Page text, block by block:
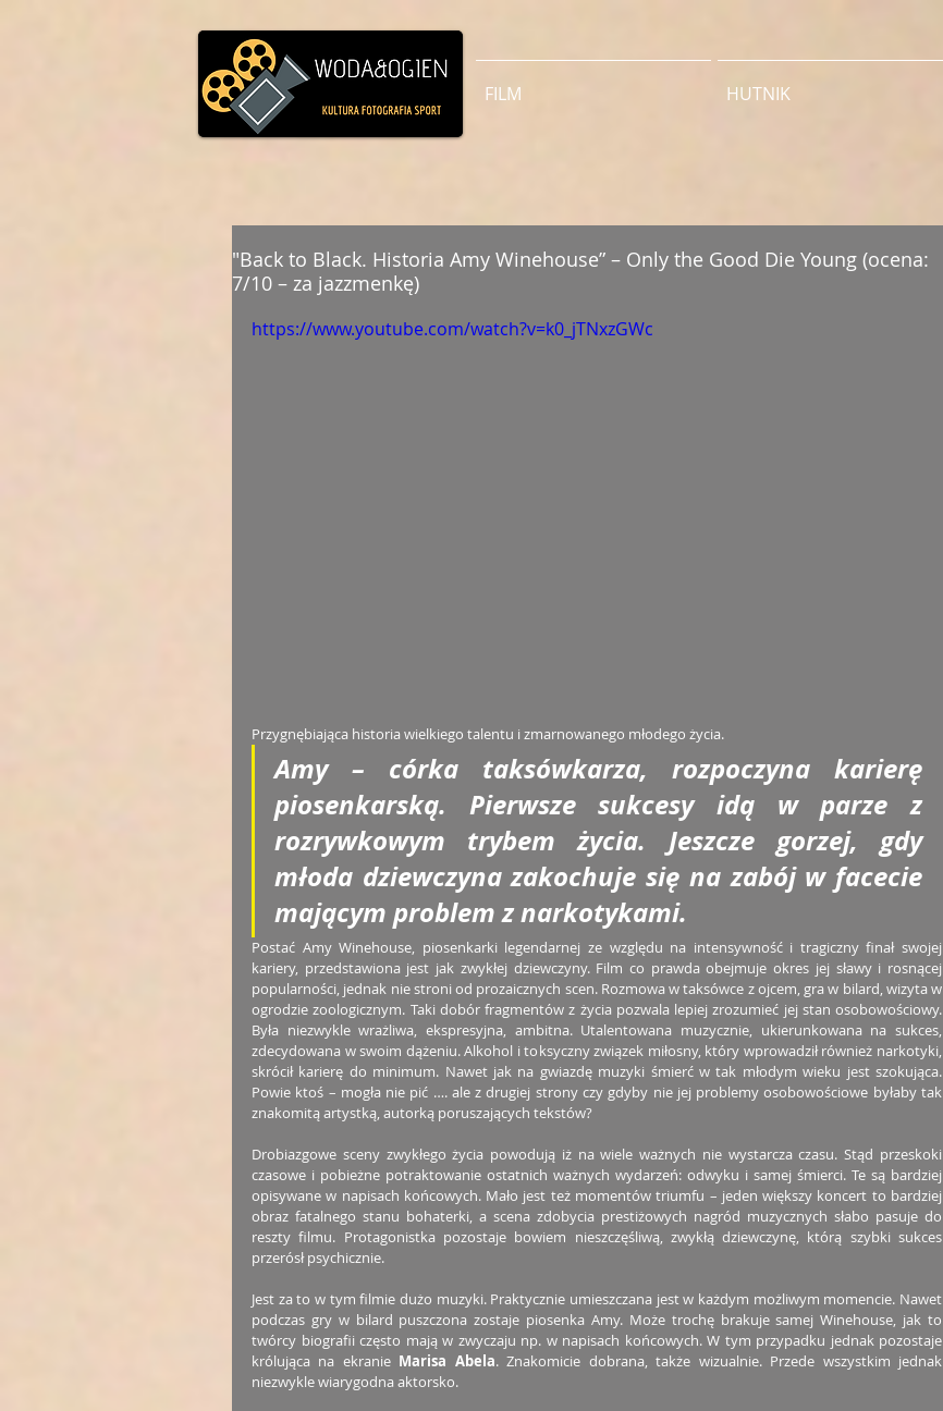
FILM HUTNIK
"Back to Black. Historia Amy Winehouse” – Only the Good Die Young (ocena:
7/10 – za jazzmenkę)
https://www.youtube.com/watch?v=k0_jTNxzGWc
Przygnębiająca historia wielkiego talentu i zmarnowanego młodego życia.
Amy – córka taksówkarza, rozpoczyna karierę
piosenkarską. Pierwsze sukcesy idą w parze z
rozrywkowym trybem życia. Jeszcze gorzej, gdy
młoda dziewczyna zakochuje się na zabój w facecie
mającym problem z narkotykami.
Postać Amy Winehouse, piosenkarki legendarnej ze względu na intensywność i tragiczny finał swojej
kariery, przedstawiona jest jak zwykłej dziewczyny. Film co prawda obejmuje okres jej sławy i rosnącej
popularności, jednak nie stroni od prozaicznych scen. Rozmowa w taksówce z ojcem, gra w bilard, wizyta w
ogrodzie zoologicznym. Taki dobór fragmentów z życia pozwala lepiej zrozumieć jej stan osobowościowy.
Była niezwykle wrażliwa, ekspresyjna, ambitna. Utalentowana muzycznie, ukierunkowana na sukces,
zdecydowana w swoim dążeniu. Alkohol i toksyczny związek miłosny, który wprowadził również narkotyki,
skrócił karierę do minimum. Nawet jak na gwiazdę muzyki śmierć w tak młodym wieku jest szokująca.
Powie ktoś – mogła nie pić …. ale z drugiej strony czy gdyby nie jej problemy osobowościowe byłaby tak
znakomitą artystką, autorką poruszających tekstów?
Drobiazgowe sceny zwykłego życia powodują iż na wiele ważnych nie wystarcza czasu. Stąd przeskoki
czasowe i pobieżne potraktowanie ostatnich ważnych wydarzeń: odwyku i samej śmierci. Te są bardziej
opisywane w napisach końcowych. Mało jest też momentów triumfu – jeden większy koncert to bardziej
obraz fatalnego stanu bohaterki, a scena zdobycia prestiżowych nagród muzycznych słabo pasuje do
reszty filmu. Protagonistka pozostaje bowiem nieszczęśliwą, zwykłą dziewczynę, którą szybki sukces
przerósł psychicznie.
Jest za to w tym filmie dużo muzyki. Praktycznie umieszczana jest w każdym możliwym momencie. Nawet
podczas gry w bilard puszczona zostaje piosenka Amy. Może trochę brakuje samej Winehouse, jak to
twórcy biografii często mają w zwyczaju np. w napisach końcowych. W tym przypadku jednak pozostaje
królująca na ekranie Marisa Abela. Znakomicie dobrana, także wizualnie. Przede wszystkim jednak
niezwykle wiarygodna aktorsko.